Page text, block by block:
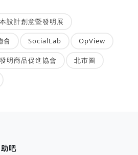
設計創意暨發明展
會 SocialLab OpView
明商品促進協會 北市圖
吧